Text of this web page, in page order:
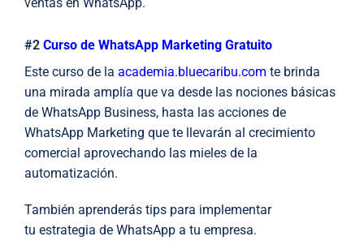
#2 Curso de WhatsApp Marketing Gratuito
Este curso de la academia.bluecaribu.com te brinda
una mirada amplía que va desde las nociones básicas
de WhatsApp Business, hasta las acciones de
WhatsApp Marketing que te llevarán al crecimiento
comercial aprovechando las mieles de la
automatización.
También aprenderás tips para implementar
tu estrategia de WhatsApp a tu empresa.